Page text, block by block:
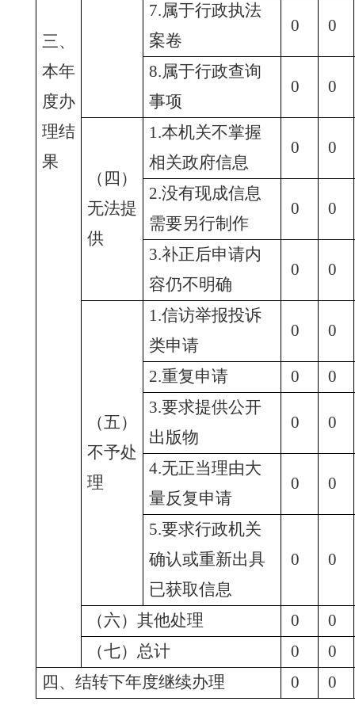
三、
本年
度办
理结
果
7.属于行政执法
案卷
0 0
8.属于行政查询
事项
0 0
（四）
无法提
供
1.本机关不掌握
相关政府信息
0 0
2.没有现成信息
需要另行制作
0 0
3.补正后申请内
容仍不明确
0 0
（五）
不予处
理
1.信访举报投诉
类申请
0 0
2.重复申请 0
0
3.要求提供公开
出版物
0 0
4.无正当理由大
量反复申请
0 0
5.要求行政机关
确认或重新出具
已获取信息
0 0
（六）其他处理 0
0
（七）总计
0
0
四、结转下年度继续办理
0 0